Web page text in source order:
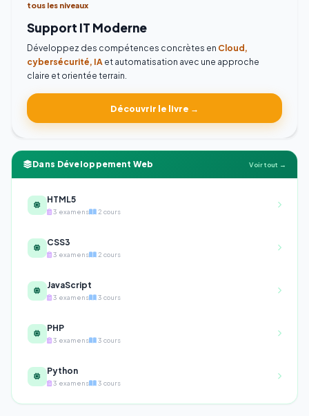
tous les niveaux
Support IT Moderne
Développez des compétences concrètes en Cloud,
cybersécurité, IA et automatisation avec une approche
claire et orientée terrain.
Découvrir le livre →
Dans Développement Web Voir tout →
HTML5
3 examens 2 cours
CSS3
3 examens 2 cours
JavaScript
3 examens 3 cours
PHP
3 examens 3 cours
Python
3 examens 3 cours